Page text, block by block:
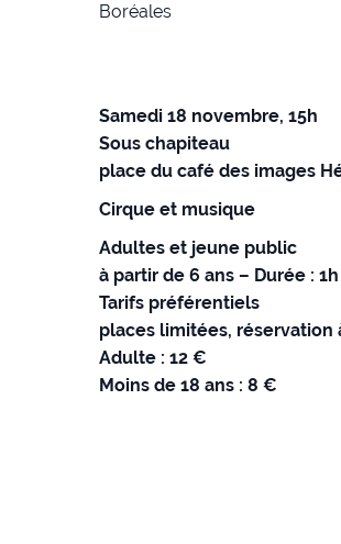
Boréales
Samedi 18 novembre, 15h
Sous chapiteau
place du café des images
Cirque et musique
Adultes et jeune public
à partir de 6 ans – Durée : 1h
Tarifs préférentiels
places limitées, réservation
Adulte : 12 €
Moins de 18 ans : 8 €